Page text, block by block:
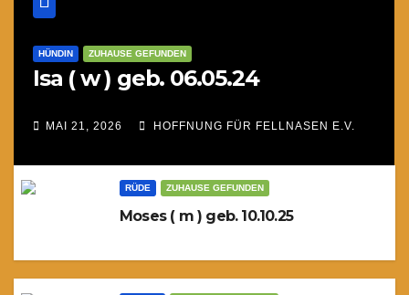
HÜNDIN ZUHAUSE GEFUNDEN
Isa ( w ) geb. 06.05.24
MAI 21, 2026 HOFFNUNG FÜR FELLNASEN E.V.
RÜDE ZUHAUSE GEFUNDEN
Moses ( m ) geb. 10.10.25